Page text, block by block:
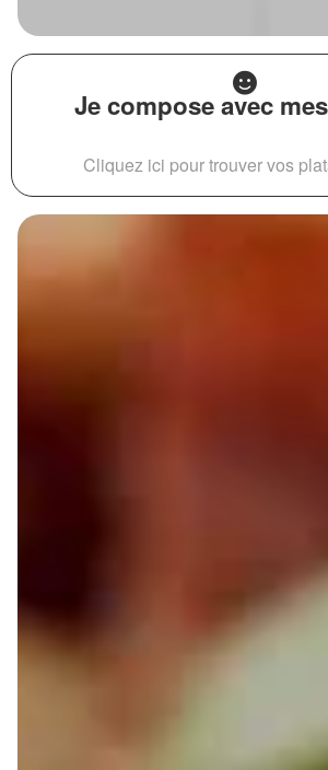
Je compose avec
Cliquez ici pour trouver vos